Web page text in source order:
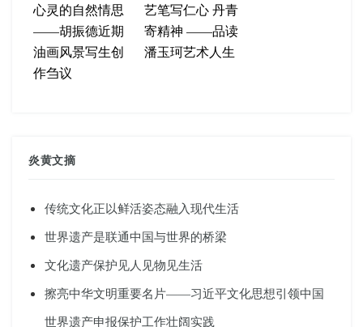
心灵的自然情思
——胡振德近期
油画风景写生创
作刍议
艺笔写仁心 丹青
寄精神 ——品读
潘玉珂艺术人生
炎黄文摘
传统文化正以鲜活姿态融入现代生活
世界遗产是联通中国与世界的桥梁
文化遗产保护见人见物见生活
擦亮中华文明重要名片——习近平文化思想引领中国
世界遗产申报保护工作壮阔实践